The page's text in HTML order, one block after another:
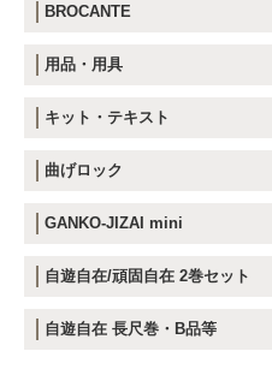
BROCANTE
用品・用具
キット・テキスト
曲げロック
GANKO-JIZAI mini
自遊自在/頑固自在 2巻セット
自遊自在 長尺巻・B品等